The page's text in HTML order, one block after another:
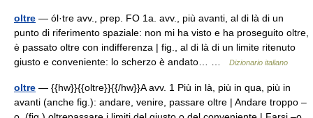
oltre — ól·tre avv., prep. FO 1a. avv., più avanti, al di là di un
punto di riferimento spaziale: non mi ha visto e ha proseguito oltre,
è passato oltre con indifferenza | fig., al di là di un limite ritenuto
giusto e conveniente: lo scherzo è andato… …
Dizionario italiano
oltre — {{hw}}{{oltre}}{{/hw}}A avv. 1 Più in là, più in qua, più in
avanti (anche fig.): andare, venire, passare oltre | Andare troppo –